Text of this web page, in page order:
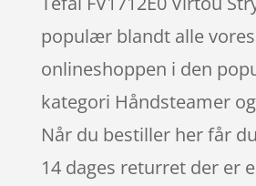
populær blandt alle
onlineshoppen i den
kategori Håndsteamer
Når du bestiller her får
14 dages returret der er